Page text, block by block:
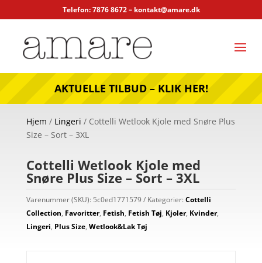
Telefon: 7876 8672 – kontakt@amare.dk
AKTUELLE TILBUD – KLIK HER!
Hjem / Lingeri / Cottelli Wetlook Kjole med Snøre Plus
Size – Sort – 3XL
Cottelli Wetlook Kjole med
Snøre Plus Size – Sort – 3XL
Varenummer (SKU): 5c0ed1771579 Kategorier: Cottelli
Collection, Favoritter, Fetish, Fetish Tøj, Kjoler, Kvinder,
Lingeri, Plus Size, Wetlook&Lak Tøj